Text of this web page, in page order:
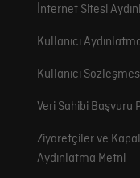
İnternet Sitesi
Kullanıcı
Kullanıcı
Veri Sahibi Başvuru
Ziyaretçiler ve
Aydınlatma Metni